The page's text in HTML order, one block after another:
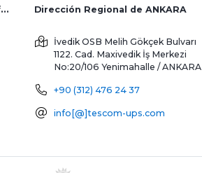
Dirección Regional de ESMIRNA (fábrica y ventas al extranjero) Dirección Regional de ANKARA
İvedik OSB Melih Gökçek Bulvarı
1122. Cad. Maxivedik İş Merkezi
No:20/106 Yenimahalle / ANKARA
+90 (312) 476 24 37
info[@]tescom-ups.com